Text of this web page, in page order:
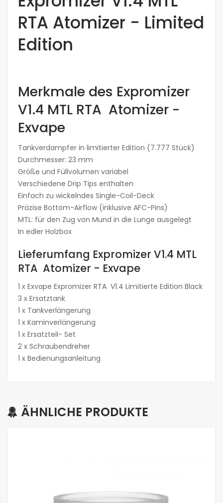
RTA Atomizer - Limited
Edition
Merkmale des Expromizer
V1.4 MTL RTA Atomizer -
Exvape
Tankverdampfer in limitierter Edition (7.777 Stück)
Durchmesser: 23 mm
Größe und Füllvolumen variabel
Verschiedene Drip Tips enthalten
Einfach zu wickelndes Single-Coil-Deck
Präzise Bottom-Airflow (inklusive AFC-Pins)
MTL: für den Zug von Mund in die Lunge ausgelegt
In edler Holzbox
Lieferumfang Expromizer V1.4 MTL
RTA Atomizer - Exvape
1 x Exvape Expromizer RTA V1.4 Limitierte Edition Black
3 x Ersatztank
1 x Tankverlängerung
1 x Kaminverlängerung
1 x Ersatzteil- Set
2 x Schraubendreher
1 x Bedienungsanleitung
ÄHNLICHE PRODUKTE